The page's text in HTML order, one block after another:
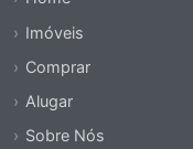
Imóveis
Comprar
Alugar
Sobre Nós